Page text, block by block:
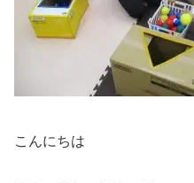
こんにちは